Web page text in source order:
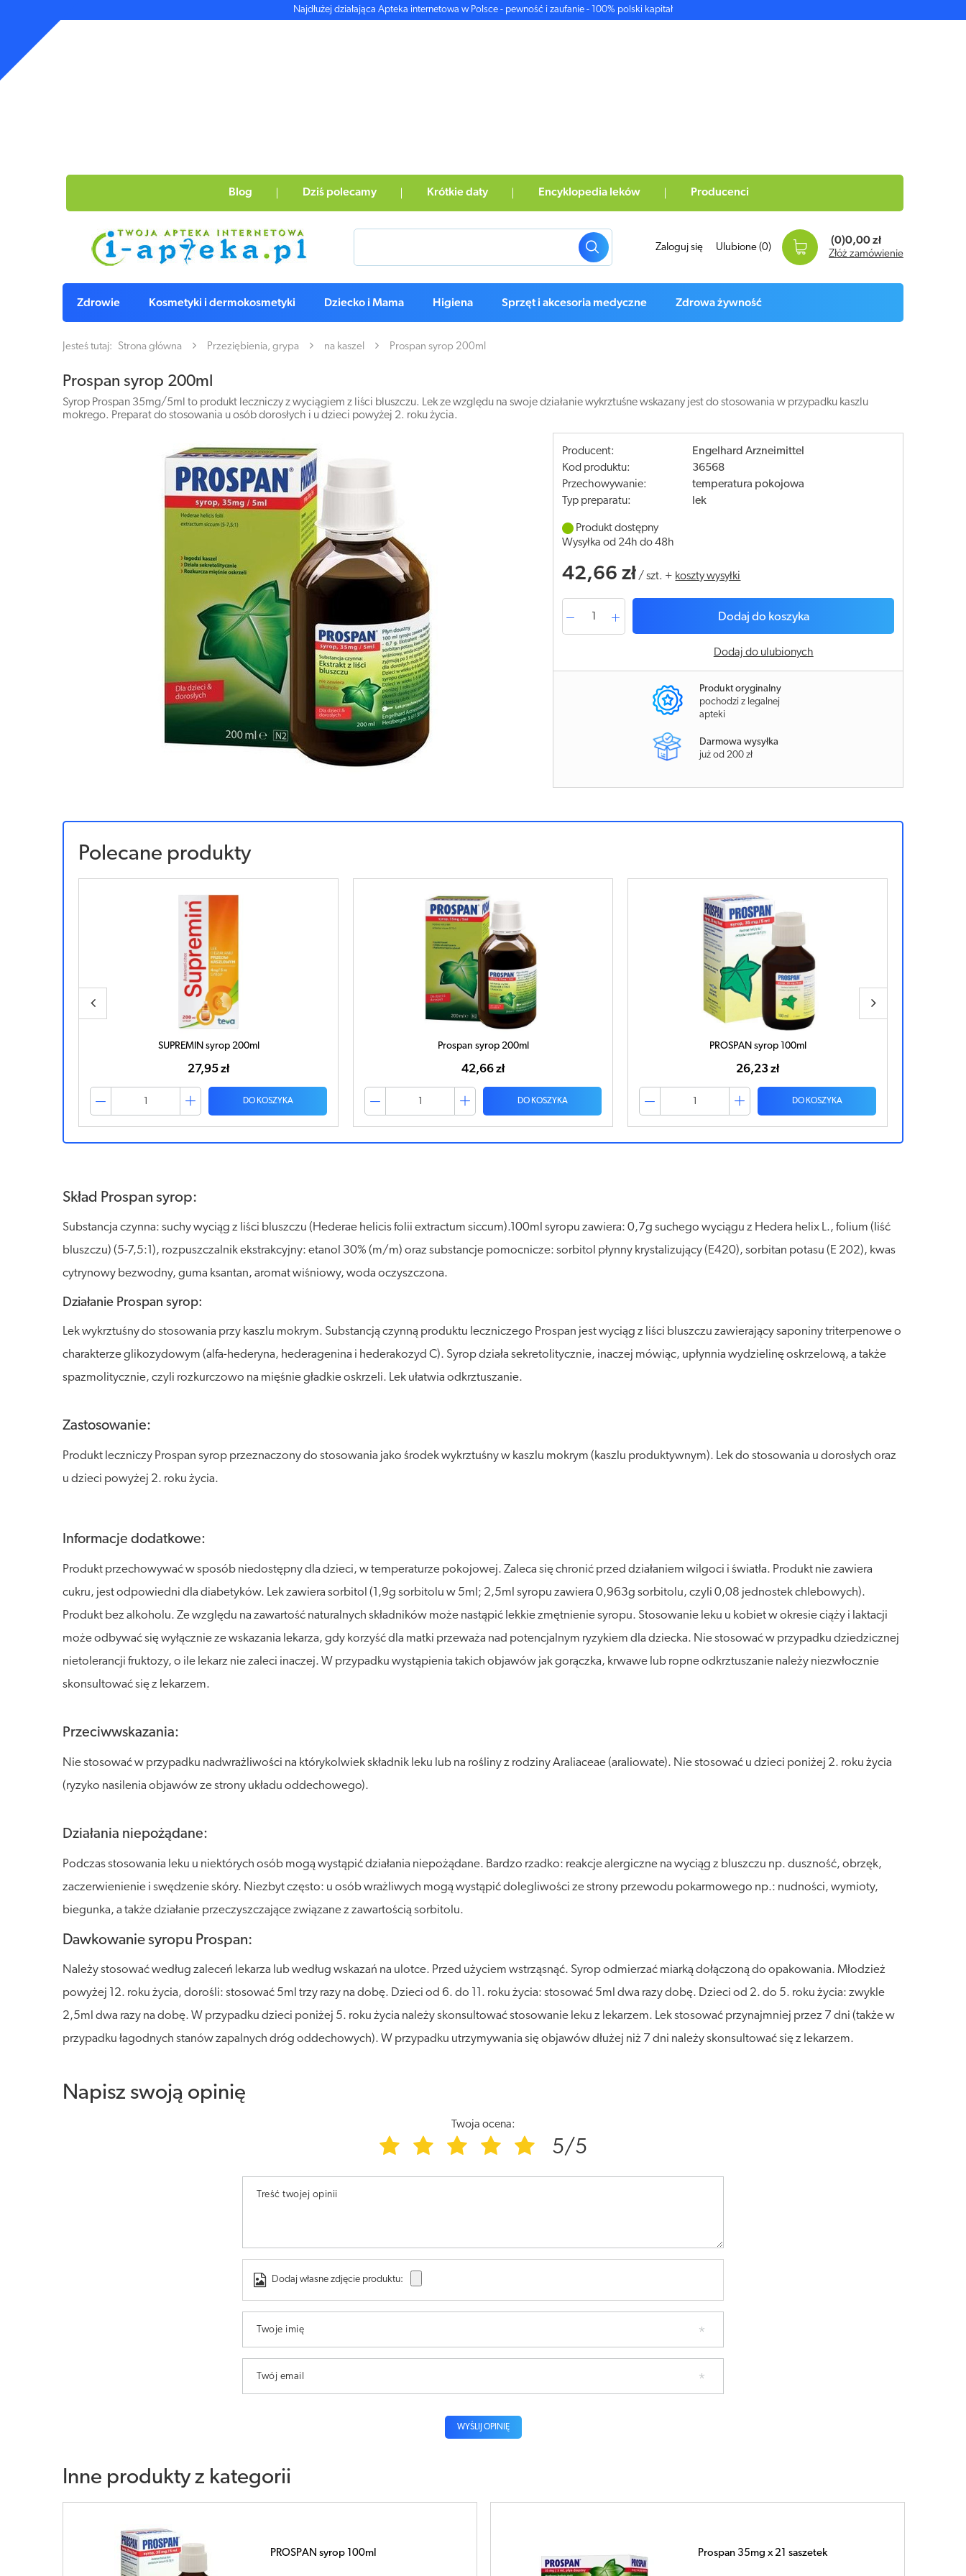
Najdłużej działająca Apteka internetowa w Polsce - pewność i zaufanie - 100% polski kapitał
Blog Dziś polecamy Krótkie daty Encyklopedia leków Producenci
Zaloguj się Ulubione (0)
(0)0,00 zł
Złóż zamówienie
Zdrowie Kosmetyki i dermokosmetyki Dziecko i Mama Higiena Sprzęt i akcesoria medyczne Zdrowa żywność
Jesteś tutaj: Strona główna Przeziębienia, grypa na kaszel Prospan syrop 200ml
Prospan syrop 200ml
Syrop Prospan 35mg/5ml to produkt leczniczy z wyciągiem z liści bluszczu. Lek ze względu na swoje działanie wykrztuśne wskazany jest do stosowania w przypadku kaszlu
mokrego. Preparat do stosowania u osób dorosłych i u dzieci powyżej 2. roku życia.
Producent:
Engelhard Arzneimittel
Kod produktu:
36568
Przechowywanie:
temperatura pokojowa
Typ preparatu:
lek
Produkt dostępny
Wysyłka od 24h do 48h
42,66 zł /szt. + koszty wysyłki
Dodaj do koszyka
Dodaj do ulubionych
Produkt oryginalny
pochodzi z legalnej
apteki
Darmowa wysyłka
już od 200 zł
Polecane produkty
Prospan syrop 200ml
42,66 zł
DO KOSZYKA
PROSPAN syrop 100ml
26,23 zł
DO KOSZYKA
STODAL syrop 200ml
28,98 zł
DO KOSZYKA
Skład Prospan syrop:
Substancja czynna: suchy wyciąg z liści bluszczu (Hederae helicis folii extractum siccum).100ml syropu zawiera: 0,7g suchego wyciągu z Hedera helix L., folium (liść
bluszczu) (5-7,5:1), rozpuszczalnik ekstrakcyjny: etanol 30% (m/m) oraz substancje pomocnicze: sorbitol płynny krystalizujący (E420), sorbitan potasu (E 202), kwas
cytrynowy bezwodny, guma ksantan, aromat wiśniowy, woda oczyszczona.
Działanie Prospan syrop:
Lek wykrztuśny do stosowania przy kaszlu mokrym. Substancją czynną produktu leczniczego Prospan jest wyciąg z liści bluszczu zawierający saponiny triterpenowe o
charakterze glikozydowym (alfa-hederyna, hederagenina i hederakozyd C). Syrop działa sekretolitycznie, inaczej mówiąc, upłynnia wydzielinę oskrzelową, a także
spazmolitycznie, czyli rozkurczowo na mięśnie gładkie oskrzeli. Lek ułatwia odkrztuszanie.
Zastosowanie:
Produkt leczniczy Prospan syrop przeznaczony do stosowania jako środek wykrztuśny w kaszlu mokrym (kaszlu produktywnym). Lek do stosowania u dorosłych oraz
u dzieci powyżej 2. roku życia.
Informacje dodatkowe:
Produkt przechowywać w sposób niedostępny dla dzieci, w temperaturze pokojowej. Zaleca się chronić przed działaniem wilgoci i światła. Produkt nie zawiera
cukru, jest odpowiedni dla diabetyków. Lek zawiera sorbitol (1,9g sorbitolu w 5ml; 2,5ml syropu zawiera 0,963g sorbitolu, czyli 0,08 jednostek chlebowych).
Produkt bez alkoholu. Ze względu na zawartość naturalnych składników może nastąpić lekkie zmętnienie syropu. Stosowanie leku u kobiet w okresie ciąży i laktacji
może odbywać się wyłącznie ze wskazania lekarza, gdy korzyść dla matki przeważa nad potencjalnym ryzykiem dla dziecka. Nie stosować w przypadku dziedzicznej
nietolerancji fruktozy, o ile lekarz nie zaleci inaczej. W przypadku wystąpienia takich objawów jak gorączka, krwawe lub ropne odkrztuszanie należy niezwłocznie
skonsultować się z lekarzem.
Przeciwwskazania:
Nie stosować w przypadku nadwrażliwości na którykolwiek składnik leku lub na rośliny z rodziny Araliaceae (araliowate). Nie stosować u dzieci poniżej 2. roku życia
(ryzyko nasilenia objawów ze strony układu oddechowego).
Działania niepożądane:
Podczas stosowania leku u niektórych osób mogą wystąpić działania niepożądane. Bardzo rzadko: reakcje alergiczne na wyciąg z bluszczu np. duszność, obrzęk,
zaczerwienienie i swędzenie skóry. Niezbyt często: u osób wrażliwych mogą wystąpić dolegliwości ze strony przewodu pokarmowego np.: nudności, wymioty,
biegunka, a także działanie przeczyszczające związane z zawartością sorbitolu.
Dawkowanie syropu Prospan:
Należy stosować według zaleceń lekarza lub według wskazań na ulotce. Przed użyciem wstrząsnąć. Syrop odmierzać miarką dołączoną do opakowania. Młodzież
powyżej 12. roku życia, dorośli: stosować 5ml trzy razy na dobę. Dzieci od 6. do 11. roku życia: stosować 5ml dwa razy dobę. Dzieci od 2. do 5. roku życia: zwykle
2,5ml dwa razy na dobę. W przypadku dzieci poniżej 5. roku życia należy skonsultować stosowanie leku z lekarzem. Lek stosować przynajmniej przez 7 dni (także w
przypadku łagodnych stanów zapalnych dróg oddechowych). W przypadku utrzymywania się objawów dłużej niż 7 dni należy skonsultować się z lekarzem.
Napisz swoją opinię
Twoja ocena:
5/5
Treść twojej opinii
Dodaj własne zdjęcie produktu:
Twoje imię
Twój email
WYŚLIJ OPINIĘ
Inne produkty z kategorii
Prospan 35mg x 21 saszetek
Prospan 26mg x 20 sztuk pastylek